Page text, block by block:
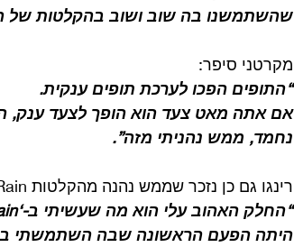
שהשתמשנו בה שוב ושוב בהקלטות של
מקרטני סיפר:
“התופים הפכו לערכת תופים ענקית.
אם אתה מאט צעד הוא הופך לצעד ענק,
נחמד, ממש נהניתי מזה”.
רינגו גם כן נזכר שממש נהנה מהקלטות Rain:
היתה הפעם הראשונה שבה השתמשתי